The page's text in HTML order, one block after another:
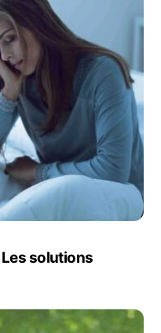
solutions